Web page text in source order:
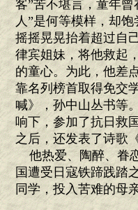
客”苦不堪言，童年
人”是何等模样，却
摇摇晃晃抬着超过自
律宾姐妹，将他救起
的童心。为此，他差
靠名列榜首取得免交
喊》，孙中山丛书等
响下，参加了抗日救
之后，还发表了诗歌
他热爱、陶醉、眷
国遭受日寇铁蹄践踏
同学，投入苦难的母